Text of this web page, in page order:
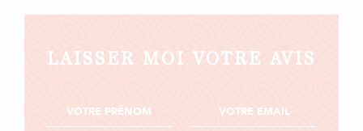
LAISSER MOI VOTRE AVIS